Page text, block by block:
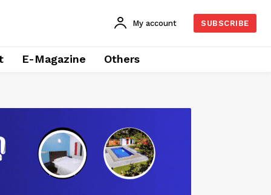
My account SUBSCRIBE
E-Magazine Others